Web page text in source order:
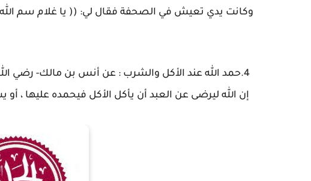
4.حمد الله عند الأكل والشرب : عن أنس بن مالك- رضي
إن الله ليرضى عن العبد أن يأكل الأكل فيحمده عليها ، أو